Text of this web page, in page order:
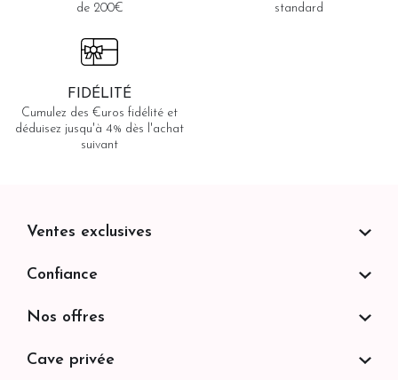
de 200€
standard
FIDÉLITÉ
Cumulez des €uros fidélité et
déduisez jusqu'à 4% dès l'achat
suivant
Ventes exclusives
Confiance
Nos offres
Cave privée